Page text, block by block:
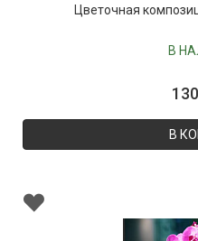
Цветочная
В
В